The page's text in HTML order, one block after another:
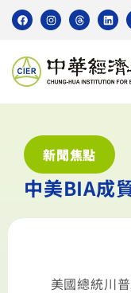
新聞焦點
中美BIA成
美國總統川普